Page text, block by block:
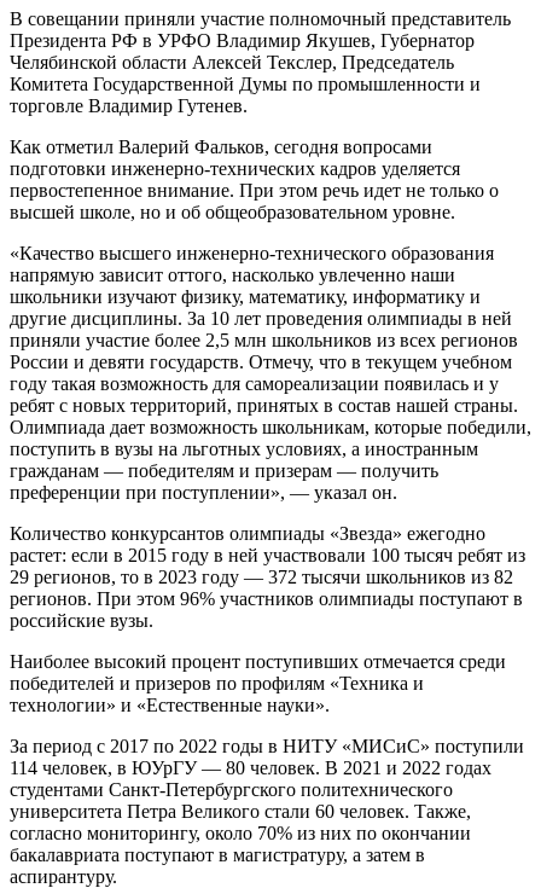
В совещании приняли участие полномочный представитель
Президента РФ в УРФО Владимир Якушев, Губернатор
Челябинской области Алексей Текслер, Председатель
Комитета Государственной Думы по промышленности и
торговле Владимир Гутенев.
Как отметил Валерий Фальков, сегодня вопросами
подготовки инженерно-технических кадров уделяется
первостепенное внимание. При этом речь идет не только о
высшей школе, но и об общеобразовательном уровне.
«Качество высшего инженерно-технического образования
напрямую зависит оттого, насколько увлеченно наши
школьники изучают физику, математику, информатику и
другие дисциплины. За 10 лет проведения олимпиады в ней
приняли участие более 2,5 млн школьников из всех регионов
России и девяти государств. Отмечу, что в текущем учебном
году такая возможность для самореализации появилась и у
ребят с новых территорий, принятых в состав нашей страны.
Олимпиада дает возможность школьникам, которые победили,
поступить в вузы на льготных условиях, а иностранным
гражданам — победителям и призерам — получить
преференции при поступлении», — указал он.
Количество конкурсантов олимпиады «Звезда» ежегодно
растет: если в 2015 году в ней участвовали 100 тысяч ребят из
29 регионов, то в 2023 году — 372 тысячи школьников из 82
регионов. При этом 96% участников олимпиады поступают в
российские вузы.
Наиболее высокий процент поступивших отмечается среди
победителей и призеров по профилям «Техника и
технологии» и «Естественные науки».
За период с 2017 по 2022 годы в НИТУ «МИСиС» поступили
114 человек, в ЮУрГУ — 80 человек. В 2021 и 2022 годах
студентами Санкт-Петербургского политехнического
университета Петра Великого стали 60 человек. Также,
согласно мониторингу, около 70% из них по окончании
бакалавриата поступают в магистратуру, а затем в
аспирантуру.